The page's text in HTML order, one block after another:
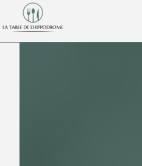
Panneau de gestion des cookies